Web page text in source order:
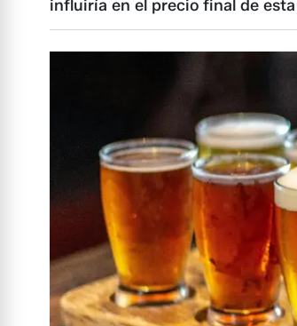
influiría en el precio final de